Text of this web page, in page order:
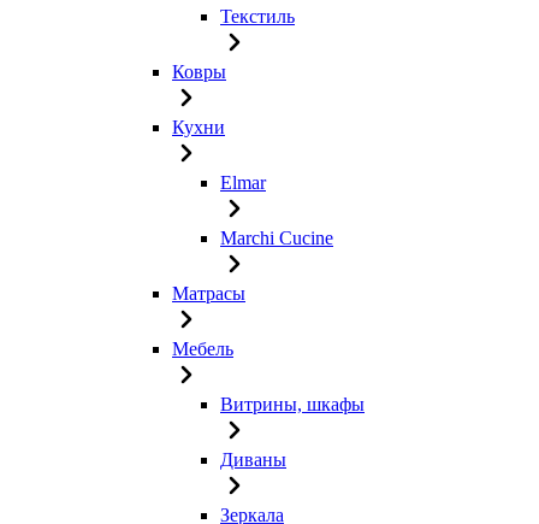
Текстиль
Ковры
Кухни
Elmar
Marchi Cucine
Матрасы
Мебель
Витрины, шкафы
Диваны
Зеркала